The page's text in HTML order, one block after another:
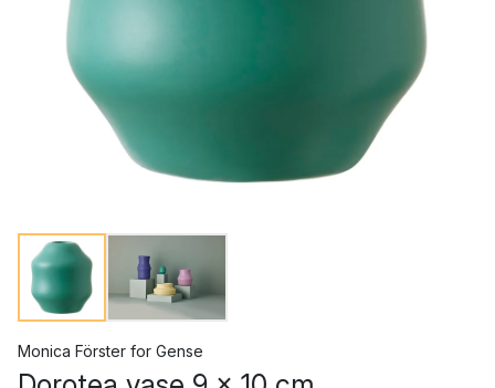
Monica Förster for Gense